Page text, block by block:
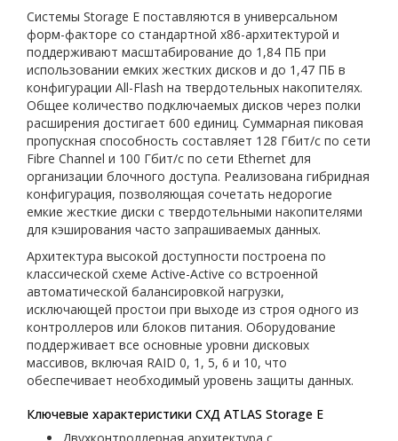
Системы Storage E поставляются в универсальном
форм-факторе со стандартной x86-архитектурой и
поддерживают масштабирование до 1,84 ПБ при
использовании емких жестких дисков и до 1,47 ПБ в
конфигурации All-Flash на твердотельных накопителях.
Общее количество подключаемых дисков через полки
расширения достигает 600 единиц. Суммарная пиковая
пропускная способность составляет 128 Гбит/с по сети
Fibre Channel и 100 Гбит/с по сети Ethernet для
организации блочного доступа. Реализована гибридная
конфигурация, позволяющая сочетать недорогие
емкие жесткие диски с твердотельными накопителями
для кэширования часто запрашиваемых данных.
Архитектура высокой доступности построена по
классической схеме Active-Active со встроенной
автоматической балансировкой нагрузки,
исключающей простои при выходе из строя одного из
контроллеров или блоков питания. Оборудование
поддерживает все основные уровни дисковых
массивов, включая RAID 0, 1, 5, 6 и 10, что
обеспечивает необходимый уровень защиты данных.
Ключевые характеристики СХД ATLAS Storage E